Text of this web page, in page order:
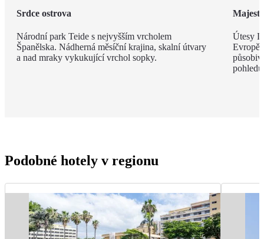
Srdce ostrova
Národní park Teide s nejvyšším vrcholem
Španělska. Nádherná měsíční krajina, skalní útvary
a nad mraky vykukující vrchol sopky.
Útesy
Evropě,
Podobné hotely v regionu